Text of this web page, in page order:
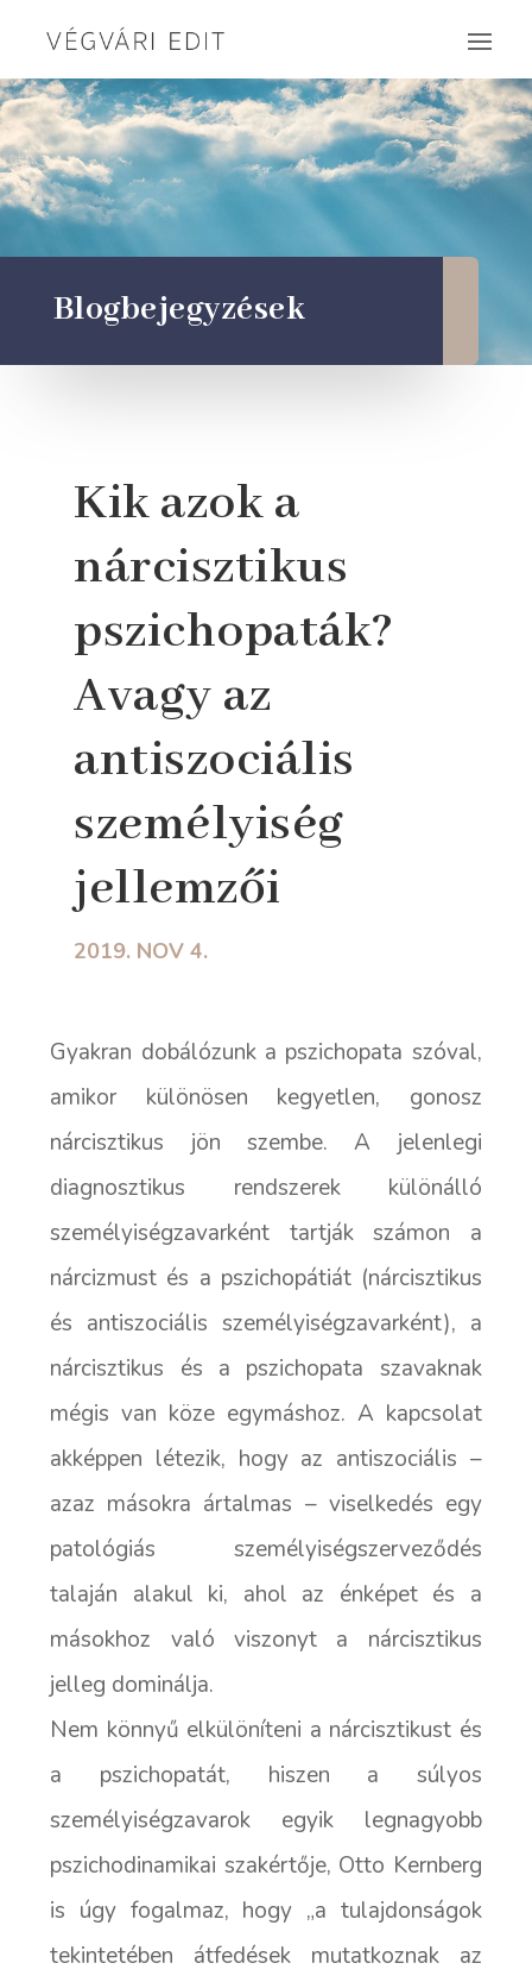
Blogbejegyzések
Kik azok a
nárcisztikus
pszichopaták?
Avagy az
antiszociális
személyiség
jellemzői
2019. NOV 4.
Gyakran dobálózunk a pszichopata szóval,
amikor különösen kegyetlen, gonosz
nárcisztikus jön szembe. A jelenlegi
diagnosztikus rendszerek különálló
személyiségzavarként tartják számon a
nárcizmust és a pszichopátiát (nárcisztikus
és antiszociális személyiségzavarként), a
nárcisztikus és a pszichopata szavaknak
mégis van köze egymáshoz. A kapcsolat
akképpen létezik, hogy az antiszociális –
azaz másokra ártalmas – viselkedés egy
patológiás személyiségszerveződés
talaján alakul ki, ahol az énképet és a
másokhoz való viszonyt a nárcisztikus
jelleg dominálja.
Nem könnyű elkülöníteni a nárcisztikust és
a pszichopatát, hiszen a súlyos
személyiségzavarok egyik legnagyobb
pszichodinamikai szakértője, Otto Kernberg
is úgy fogalmaz, hogy „a tulajdonságok
tekintetében átfedések mutatkoznak az